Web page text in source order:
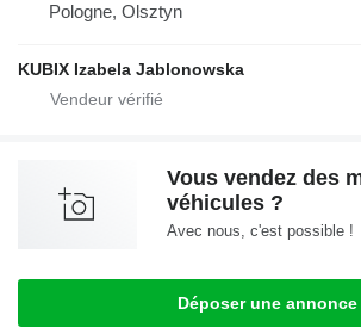
Pologne, Olsztyn
KUBIX Izabela Jablonowska
Vous vendez des
véhicules ?
Avec nous, c'est possible !
Déposer une annonce